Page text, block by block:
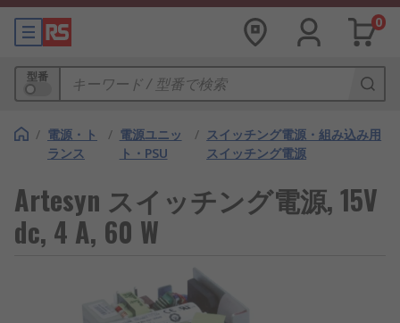
0
型番
/ 電源・ト
ランス
/ 電源ユニッ
ト・PSU
/ スイッチング電源・組み込み用
スイッチング電源
Artesyn スイッチング電源, 15V
dc, 4 A, 60 W